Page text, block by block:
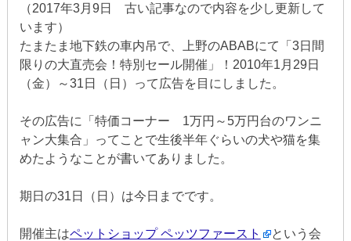
（2017年3月9日 古い記事なので内容を少し更新して
います）
たまたま地下鉄の車内吊で、上野のABABにて「3日間
限りの大直売会！特別セール開催」！2010年1月29日
（金）～31日（日）って広告を目にしました。
その広告に「特価コーナー 1万円～5万円台のワンニ
ャン大集合」ってことで生後半年ぐらいの犬や猫を集
めたようなことが書いてありました。
期日の31日（日）は今日までです。
開催主はペットショップ ペッツファースト
という会